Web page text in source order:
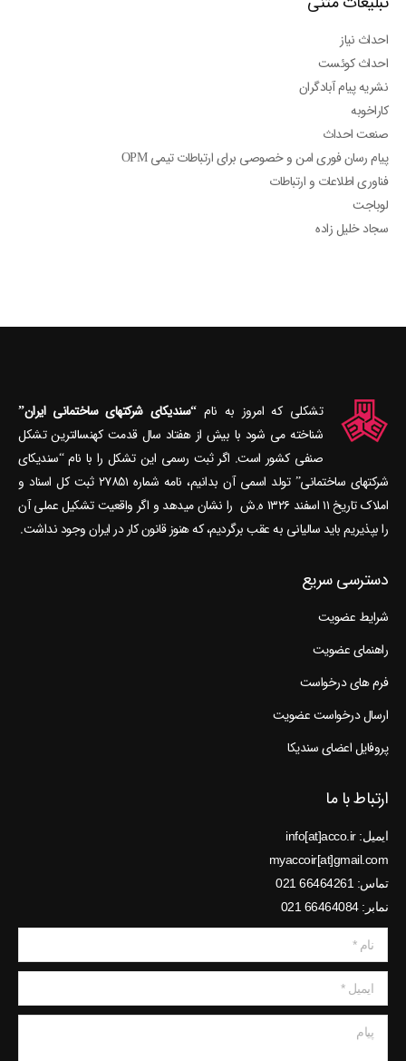
احداث نیاز
احداث کوئست
نشریه پیام آبادگران
کاراخوبه
صنعت احداث
پیام رسان فوری امن و خصوصی برای ارتباطات تیمی OPM
فناوری اطلاعات و ارتباطات
لوباجت
سجاد خلیل زاده
تشکلی که امروز به نام“سندیکای شرکتهای ساختمانی ایران”
شناخته می‎ شود با بیش از هفتاد سال قدمت کهنسال‎ترین تشکل
صنفی کشور است. اگر ثبت رسمی این تشکل را با نام “سندیکای
شرکتهای ساختمانی” تولد اسمی آن بدانیم، نامه شماره ۲۷۸۵۱ ثبت کل اسناد و
املاک تاریخ ۱۱ اسفند ۱۳۲۶ ه.ش را نشان می‎دهد و اگر واقعیت تشکیل عملی آن
را بپذیریم باید سالیانی به عقب برگردیم، که هنوز قانون کار در ایران وجود نداشت.
دسترسی سریع
شرایط عضویت
راهنمای عضویت
فرم های درخواست
ارسال درخواست عضویت
پروفایل اعضای سندیکا
ارتباط با ما
ایمیل: info[at]acco.ir
myaccoir[at]gmail.com
تماس: 66464261 021
نمابر: 66464084 021
نام *
ایمیل *